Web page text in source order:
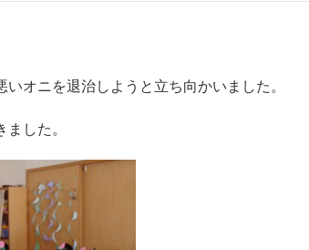
オニを退治しようと立ち向かいました。
した。